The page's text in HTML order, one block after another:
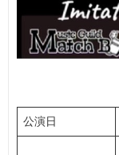
公演日